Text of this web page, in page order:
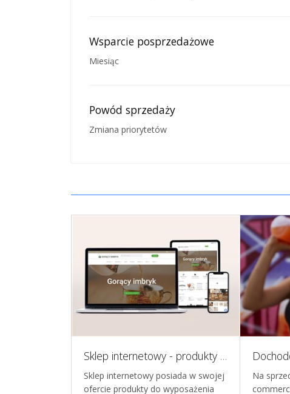
Wsparcie posprzedażowe
Miesiąc
Powód sprzedaży
Zmiana priorytetów
Sklep internetowy - produkty do wyposażenia kuchni i domu.
Sklep internetowy posiada w swojej
ofercie produkty do wyposażenia
Na